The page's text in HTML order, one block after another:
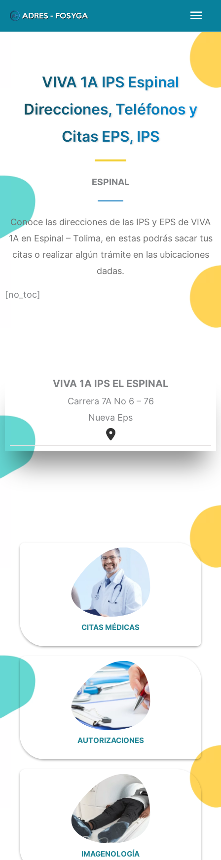
VIVA 1A IPS Espinal
Direcciones, Teléfonos y
Citas EPS, IPS
ESPINAL
Conoce las direcciones de las IPS y EPS de VIVA
1A en Espinal – Tolima, en estas podrás sacar tus
citas o realizar algún trámite en las ubicaciones
dadas.
[no_toc]
VIVA 1A IPS EL ESPINAL
Carrera 7A No 6 – 76
Nueva Eps
CITAS MÉDICAS
AUTORIZACIONES
IMAGENOLOGÍA